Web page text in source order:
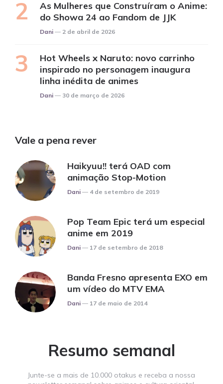
As Mulheres que Construíram o Anime:
do Showa 24 ao Fandom de JJK
Posted
Dani 2 de abril de 2026
Hot Wheels x Naruto: novo carrinho
inspirado no personagem inaugura
linha inédita de animes
Posted
Dani 30 de março de 2026
Vale a pena rever
Haikyuu!! terá OAD com
animação Stop-Motion
Posted
Dani 4 de setembro de 2019
Pop Team Epic terá um especial
anime em 2019
Posted
Dani 17 de setembro de 2018
Banda Fresno apresenta EXO em
um vídeo do MTV EMA
Posted
Dani 17 de maio de 2014
Resumo semanal
Junte-se a mais de 10.000 otakus e receba a nossa